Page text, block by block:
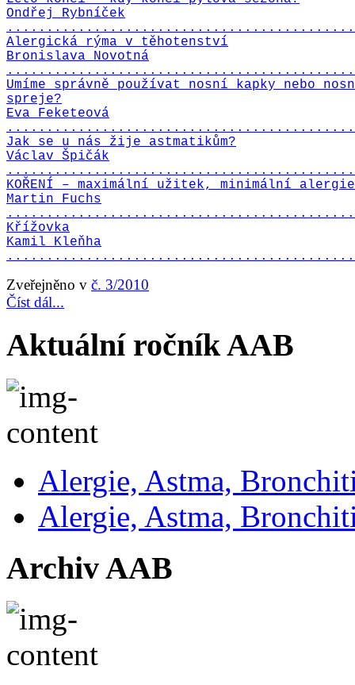
Ondřej Rybníček
Alergická rýma v těhotenství
Bronislava Novotná
Umíme správně používat nosní kapky nebo
spreje?
Eva Feketeová
Jak se u nás žije astmatikům?
Václav Špičák
KOŘENÍ – maximální užitek, minimální
Martin Fuchs
Křížovka
Kamil Kleňha
Zveřejněno v č. 3/2010
Číst dál...
Aktuální ročník AAB
Alergie, Astma,
Alergie, Astma,
Archiv AAB